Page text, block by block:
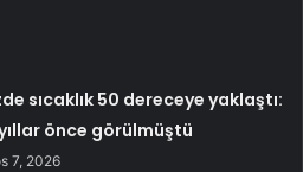
sıcaklık 50 dereceye yaklaştı:
önce görülmüştü
7, 2026